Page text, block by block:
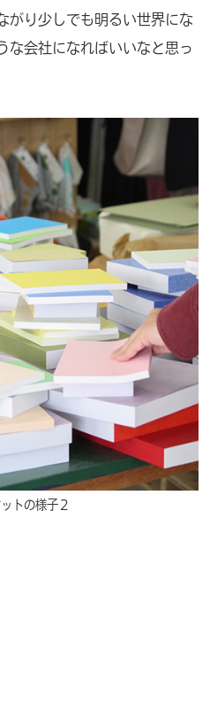
がり少しでも明るい世界にな
な会社になればいいなと思っ
トの様子２